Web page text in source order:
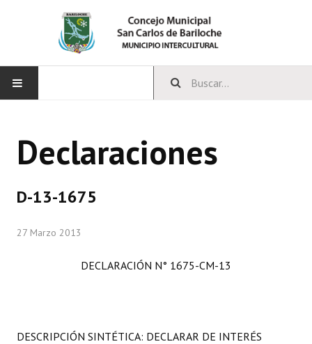
CONCEJO
Comisiones Especiales
Declaraciones
D-13-1675
27 Marzo 2013
DECLARACIÓN N° 1675-CM-13
DESCRIPCIÓN SINTÉTICA: DECLARAR DE INTERÉS